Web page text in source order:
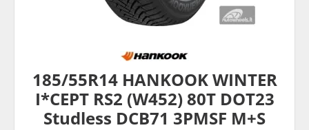
185/55R14 HANKOOK WINTER
I*CEPT RS2 (W452) 80T DOT23
Studless DCB71 3PMSF M+S